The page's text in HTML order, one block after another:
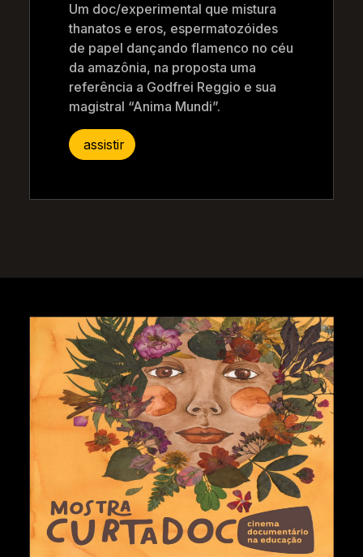
Um doc/experimental que mistura
thanatos e eros, espermatozóides
de papel dançando flamenco no céu
da amazônia, na proposta uma
referência a Godfrei Reggio e sua
magistral “Anima Mundi”.
assistir